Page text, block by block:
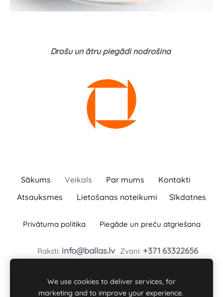
Drošu un ātru piegādi nodrošina
Sākums Veikals Par mums
Kontakti
Atsauksmes
Lietošanas noteikumi Sīkdatnes
Privātuma politika Piegāde un preču atgriešana
Raksti: info@ballas.lv Zvani: +371 63322656
Baļļas, Kuldīgas novads, Turlavas pagasts, LV-3329
Reģ. Nr. : 46101008197
We use cookies to deliver services, for
marketing and to improve your experience.